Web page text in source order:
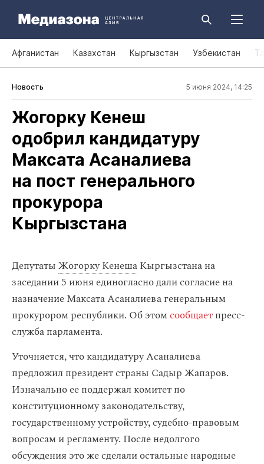
Афганистан Казахстан Кыргызстан Узбекистан
Новость 5 июня 2024, 14:25
Жогорку Кенеш
одобрил кандидатуру
Максата Асаналиева
на пост генерального
прокурора
Кыргызстана
ДепутатыЖогорку КенешаКыргызстана на
заседании 5 июня единогласно дали согласие на
назначение Максата Асаналиева генеральным
прокурором республики. Об этомсообщаетпресс-
служба парламента.
Уточняется, что кандидатуру Асаналиева
предложил президент страны Садыр Жапаров.
Изначально ее поддержал комитет по
конституционному законодательству,
государственному устройству, судебно-правовым
вопросам и регламенту. После недолгого
обсуждения это же сделали остальные народные